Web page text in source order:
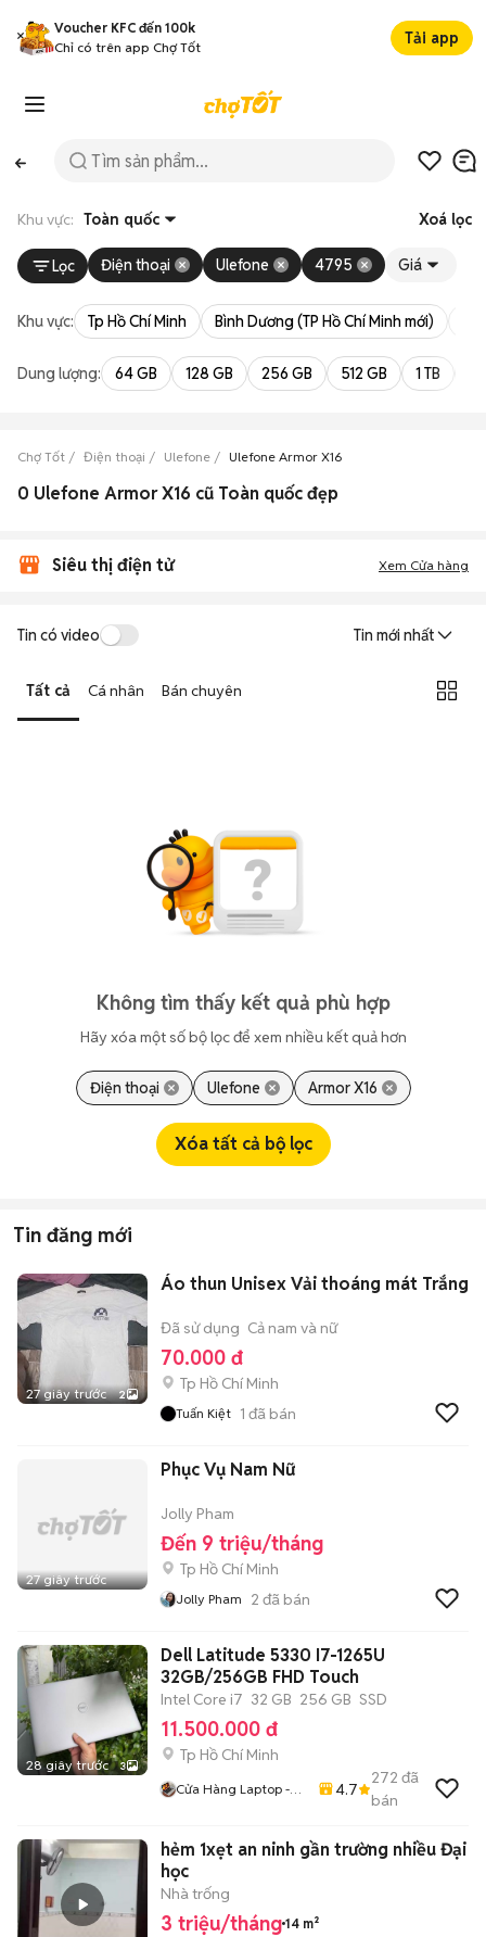
Voucher KFC đến 100k
Chỉ có trên app Chợ Tốt
Tải app
Khu vực: Toàn quốc Xoá lọc
Lọc Điện thoại Ulefone 4795 Giá
Khu vực: Tp Hồ Chí Minh Bình Dương (TP Hồ Chí Minh mới)
Dung lượng: 64 GB 128 GB 256 GB 512 GB 1 TB
Chợ Tốt Điện thoại Ulefone Ulefone Armor X16
0 Ulefone Armor X16 cũ Toàn quốc đẹp
Siêu thị điện tử Xem Cửa hàng
Tin có video Tin mới nhất
Tất cả Cá nhân Bán chuyên
Không tìm thấy kết quả phù hợp
Hãy xóa một số bộ lọc để xem nhiều kết quả hơn
Điện thoại Ulefone Armor X16
Xóa tất cả bộ lọc
Tin đăng mới
27 giây trước 2
Áo thun Unisex Vải thoáng mát Trắng
Đã sử dụng Cả nam và nữ
70.000 đ
Tp Hồ Chí Minh
Tuấn Kiệt 1 đã bán
27 giây trước
Phục Vụ Nam Nữ
Jolly Pham
Đến 9 triệu/tháng
Tp Hồ Chí Minh
Jolly Pham 2 đã bán
28 giây trước 3
Dell Latitude 5330 I7-1265U
32GB/256GB FHD Touch
Intel Core i7 32 GB 256 GB SSD
11.500.000 đ
Tp Hồ Chí Minh
Cửa Hàng Laptop -
4.7
272 đã
bán
hẻm 1xẹt an ninh gần trường nhiều Đại
học
Nhà trống
3 triệu/tháng 14 m²